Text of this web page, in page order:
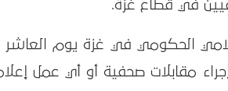
في قطاع غزة.
مقابلات صحفية أو أي عمل